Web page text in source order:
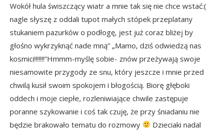
Wokół hula świszczący wiatr a mnie tak się nie chce wstać:(
nagle słyszę z oddali tupot małych stópek przeplatany
stukaniem pazurków o podłogę, jest już coraz bliżej by
głośno wykrzyknąć nade mną” „Mamo, dziś odwiedzą nas
kosmici!!!!!!!”Hmmm-myślę sobie- znów przeżywają swoje
niesamowite przygody ze snu, który jeszcze i mnie przed
chwilą kusił swoim spokojem i błogością. Biorę głęboki
oddech i moje ciepłe, rozleniwiające chwile zastępuje
poranne szykowanie i coś tak czuję, że przy śniadaniu nie
będzie brakowało tematu do rozmowy
Dzieciaki nadal